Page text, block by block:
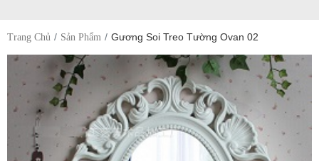
Trang Chủ Sản Phẩm Gương Soi Treo Tường Ovan 02